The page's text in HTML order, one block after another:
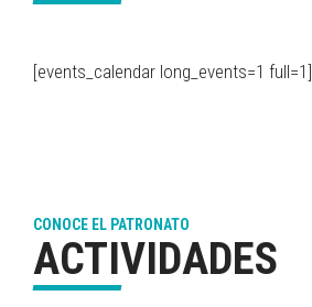
[events_calendar long_events=1 full=1]
CONOCE EL PATRONATO
ACTIVIDADES